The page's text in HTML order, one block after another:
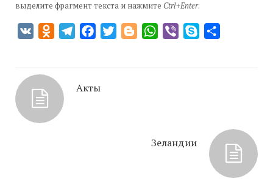
выделите фрагмент текста и нажмите Ctrl+Enter.
VK Odnoklassniki
TelegramFacebookTwitterBloggerWhatsApp
Viber Skype
Акты
Зеландии